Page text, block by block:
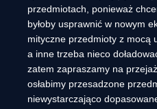
przedmiotach, ponieważ
byłoby usprawnić w nowym
mityczne przedmioty z mocą
a inne trzeba nieco
zatem zapraszamy na
osłabimy przesadzone
niewystarczająco